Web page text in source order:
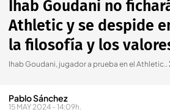
Ihab Goudani no
Athletic y se despide
la filosofía y los
Ihab Goudani, jugador a prueba en el Athletic..
Pablo Sánchez
15 MAY 2024 - 14:09h.